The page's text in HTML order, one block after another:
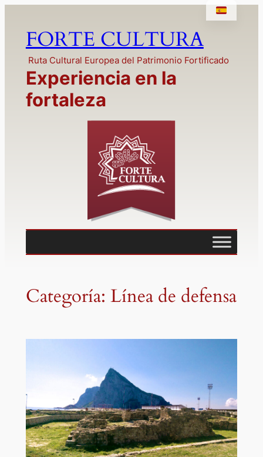
contenido
FORTE CULTURA
Ruta Cultural Europea del Patrimonio Fortificado
Experiencia en la
fortaleza
Categoría: Línea de defensa